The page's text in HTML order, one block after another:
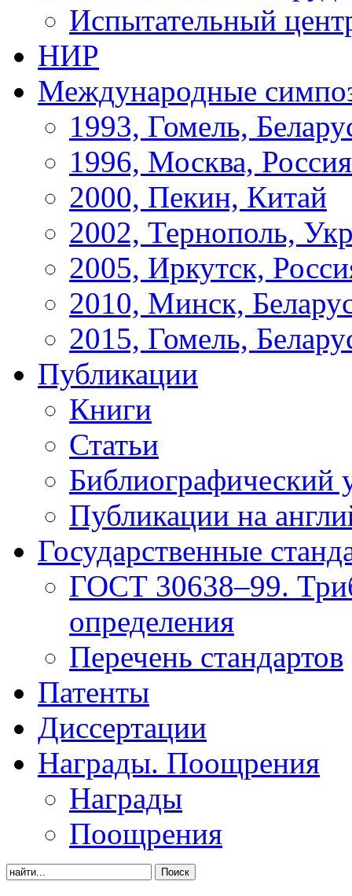
Испытательный
НИР
Международные
1993, Гомель,
1996, Москва, Россия
2000, Пекин, Китай
2002, Тернополь,
2005, Иркутск,
2010, Минск,
2015, Гомель,
Публикации
Книги
Статьи
Библиографический
Публикации на
Государственные
ГОСТ 30638–99.
определения
Перечень стандартов
Патенты
Диссертации
Награды. Поощрения
Награды
Поощрения